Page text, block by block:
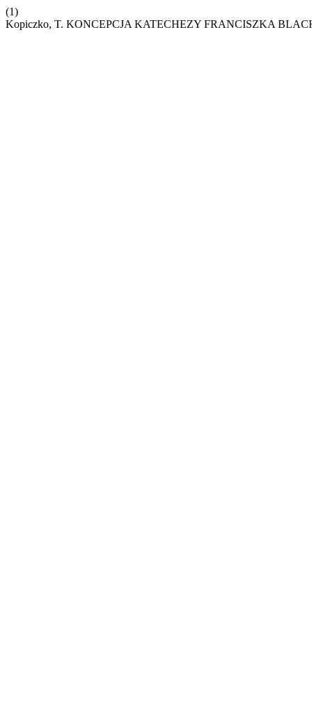
(1)
Kopiczko, T. KONCEPCJA KATECHEZY FRANCISZKA